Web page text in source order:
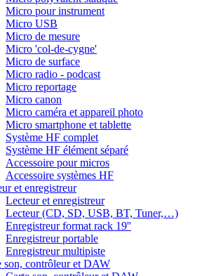
Micro pour instrument
Micro USB
Micro de mesure
Micro 'col-de-cygne'
Micro de surface
Micro radio - podcast
Micro reportage
Micro canon
Micro caméra et appareil photo
Micro smartphone et tablette
Système HF complet
Système HF élément séparé
Accessoire pour micros
Accessoire systèmes HF
et enregistreur
Lecteur et enregistreur
Lecteur (CD, SD, USB, BT, Tuner,…)
Enregistreur format rack 19''
Enregistreur portable
Enregistreur multipiste
son, contrôleur et DAW